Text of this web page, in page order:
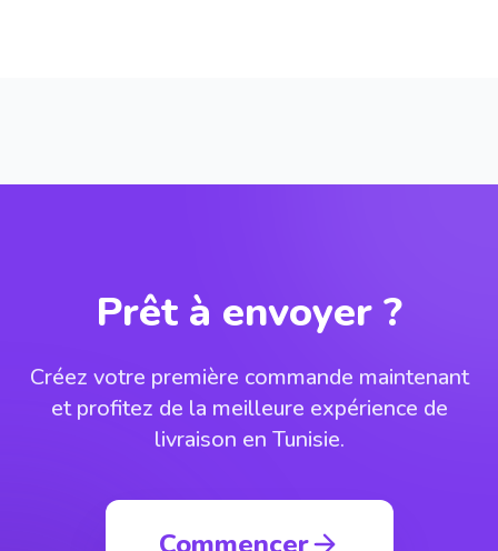
Prêt à envoyer ?
Créez votre première commande maintenant
et profitez de la meilleure expérience de
livraison en Tunisie.